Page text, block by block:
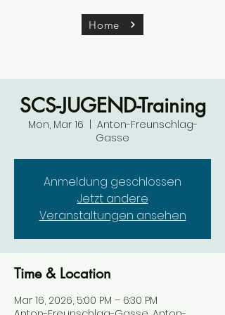
Home
SCS-JUGEND-Training
Mon, Mar 16
Anton-Freunschlag-
Gasse
Anmeldung geschlossen
Jetzt andere
Veranstaltungen ansehen
Time & Location
Mar 16, 2026, 5:00 PM – 6:30 PM